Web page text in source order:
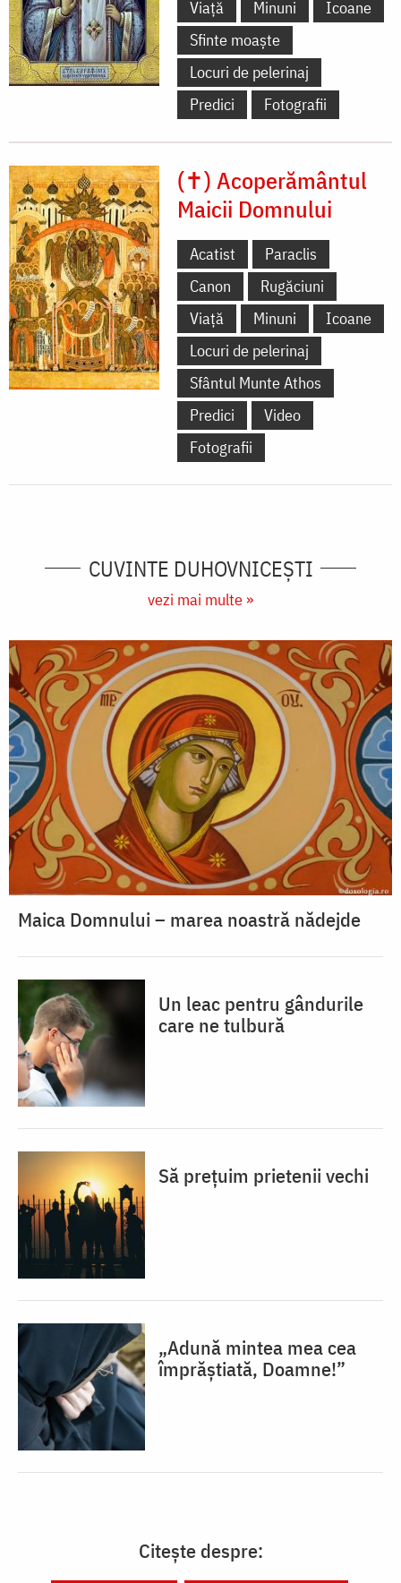
Viață Minuni
Icoane
Sfinte moaște
Locuri de pelerinaj
Predici
Fotografii
(✝) Acoperământul
Maicii Domnului
Acatist
Paraclis
Canon
Rugăciuni
Viață
Minuni
Icoane
Locuri de pelerinaj
Sfântul Munte Athos
Predici
Video
Fotografii
CUVINTE DUHOVNICEȘTI
vezi mai multe »
Maica Domnului – marea noastră nădejde
Un leac pentru gândurile
care ne tulbură
Să prețuim prietenii vechi
„Adună mintea mea cea
împrăștiată, Doamne!”
Citește despre: